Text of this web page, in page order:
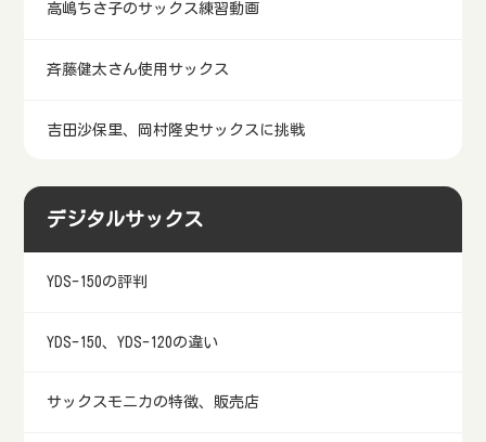
高嶋ちさ子のサックス練習動画
斉藤健太さん使用サックス
吉田沙保里、岡村隆史サックスに挑戦
デジタルサックス
YDS-150の評判
YDS-150、YDS-120の違い
サックスモニカの特徴、販売店